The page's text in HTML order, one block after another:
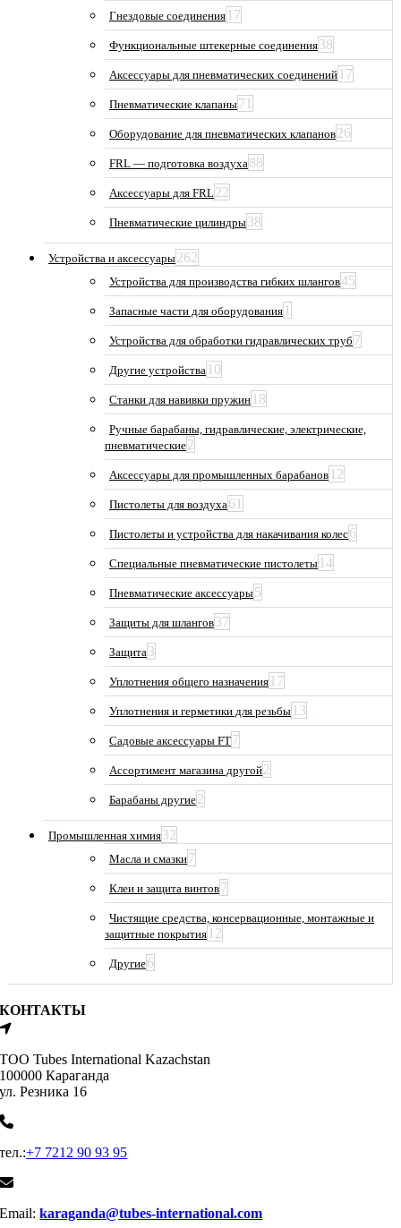
Гнездовые соединения 17
Функциональные штекерные соединения38
Аксессуары для пневматических соединений 17
Пневматические клапаны71
Оборудование для пневматических клапанов26
FRL — подготовка воздуха88
Аксессуары для FRL22
Пневматические цилиндры38
Устройства и аксессуары262
Устройства для производства гибких шлангов45
Запасные части для оборудования 1
Устройства для обработки гидравлических труб 7
Другие устройства 10
Станки для навивки пружин 18
Ручные барабаны, гидравлические, электрические,
пневматические2
Аксессуары для промышленных барабанов 12
Пистолеты для воздуха61
Пистолеты и устройства для накачивания колес6
Специальные пневматические пистолеты 14
Пневматические аксессуары5
Защиты для шлангов37
Защита3
Уплотнения общего назначения 17
Уплотнения и герметики для резьбы 13
Садовые аксессуары FT7
Ассортимент магазина другой2
Барабаны другие2
Промышленная химия32
Масла и смазки7
Клеи и защита винтов7
Чистящие средства, консервационные, монтажные и
защитные покрытия 12
Другие6
КОНТАКТЫ
ТОО Tubes International Kazachstan
100000 Караганда
ул. Резника 16
тел.:+7 7212 90 93 95
Email:karaganda@tubes-international.com